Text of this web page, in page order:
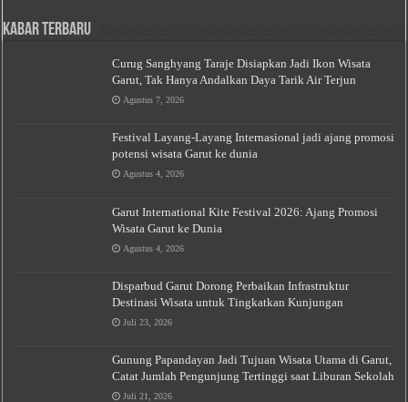
Kabar Terbaru
Curug Sanghyang Taraje Disiapkan Jadi Ikon Wisata
Garut, Tak Hanya Andalkan Daya Tarik Air Terjun
Agustus 7, 2026
Festival Layang-Layang Internasional jadi ajang promosi
potensi wisata Garut ke dunia
Agustus 4, 2026
Garut International Kite Festival 2026: Ajang Promosi
Wisata Garut ke Dunia
Agustus 4, 2026
Disparbud Garut Dorong Perbaikan Infrastruktur
Destinasi Wisata untuk Tingkatkan Kunjungan
Juli 23, 2026
Gunung Papandayan Jadi Tujuan Wisata Utama di Garut,
Catat Jumlah Pengunjung Tertinggi saat Liburan Sekolah
Juli 21, 2026